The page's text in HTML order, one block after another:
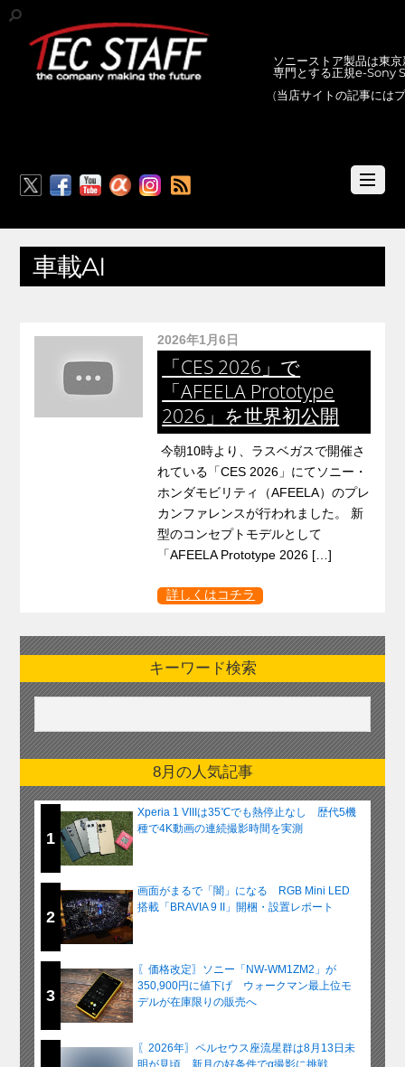
ソニーストア製品は東
専門とする正規e-Sony
(当店サイトの記事には
車載AI
2026年1月6日
「CES 2026」で
「AFEELA Prototype
2026」を世界初公開
今朝10時より、ラスベガスで開催さ
れている「CES 2026」にてソニー・
ホンダモビリティ（AFEELA）のプレ
カンファレンスが行われました。 新
型のコンセプトモデルとして
「AFEELA Prototype 2026 […]
詳しくはコチラ
キーワード検索
8月の人気記事
1
Xperia 1 VIIIは35℃でも熱停止なし 歴代5機
種で4K動画の連続撮影時間を実測
2
画面がまるで「闇」になる RGB Mini LED
搭載「BRAVIA 9 II」開梱・設置レポート
3
〖価格改定〗ソニー「NW-WM1ZM2」が
350,900円に値下げ ウォークマン最上位モ
デルが在庫限りの販売へ
〖2026年〗ペルセウス座流星群は8月13日未
明が見頃 新月の好条件でα撮影に挑戦